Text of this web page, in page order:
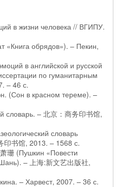
в жизни человека // ВГИПУ.
«Книга обрядов»). – Пекин,
в английской и русской
по гуманитарным
– 46 с.
(Сон в красном тереме). –
словарь. – 北京：商务印书馆,
словарь
印书馆, 2013. – 1568 с.
珊 (Пушкин «Повести
– 上海:新文艺出版社,
– Харвест, 2007. – 36 с.